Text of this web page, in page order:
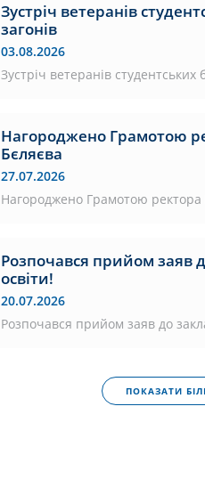
Зустріч ветеранів
загонів
03.08.2026
Зустріч ветеранів студентських
Нагороджено Грамотою
Бєляєва
27.07.2026
Нагороджено Грамотою
Розпочався прийом заяв
освіти!
20.07.2026
Розпочався прийом заяв до
ПОКАЗАТИ